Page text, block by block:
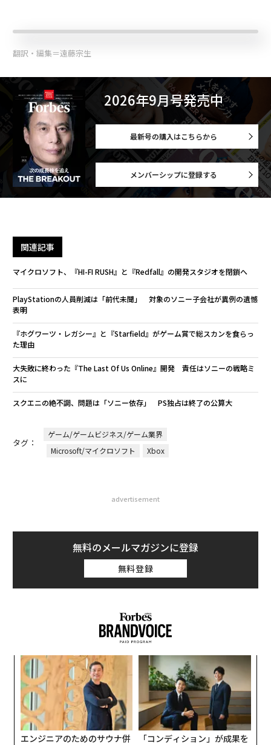
翻訳・編集＝遠藤宗生
2026年9月号発売中
最新号の購入はこちらから
メンバーシップに登録する
関連記事
マイクロソフト、『HI-FI RUSH』と『Redfall』の開発スタジオを閉鎖へ
PlayStationの人員削減は「前代未聞」 対象のソニー子会社が異例の遺憾
表明
『ホグワーツ・レガシー』と『Starfield』がゲーム賞で総スカンを食らっ
た理由
大失敗に終わった『The Last Of Us Online』開発 責任はソニーの戦略ミ
スに
スクエニの絶不調、問題は「ソニー依存」 PS独占は終了の公算大
タグ：
ゲーム/ゲームビジネス/ゲーム業界
Microsoft/マイクロソフト
Xbox
advertisement
無料のメールマガジンに登録
無料登録
エンジニアのためのサウナ併
「コンディション」が成果を